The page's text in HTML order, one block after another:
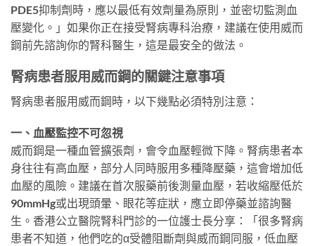
PDE5抑制劑時，應以最低有效劑量為原則，並密切監測血
壓變化。」如果你正在接受腎病專科治療，建議在使用威而
鋼前先諮詢你的腎科醫生，這是最安全的做法。
腎病患者服用威而鋼的關鍵注意事項
腎病患者服用威而鋼時，以下幾點必須特別注意：
一、血壓監控不可忽視
威而鋼是一種血管擴張劑，會令血壓輕微下降。腎病患者本
身往往有高血壓，部分人同時服用多種降壓藥，這會增加低
血壓的風險。建議在首次服藥前後測量血壓，若收縮壓低於
90mmHg或出現頭暈、眼花等症狀，應立即停藥並諮詢醫
生。香港公立醫院腎科門診的一位護士長分享：「很多腎病
患者不知道，他們吃的α受體阻斷劑與威而鋼同服，低血壓